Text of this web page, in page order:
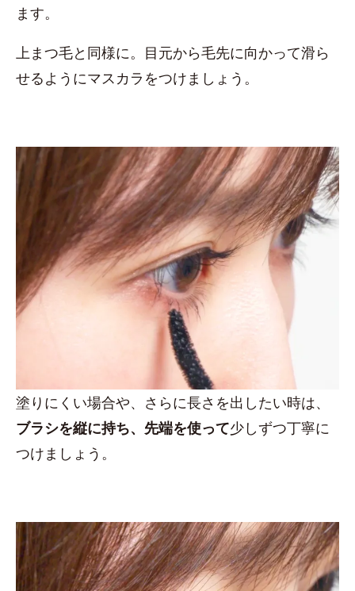
ます。
上まつ毛と同様に。目元から毛先に向かって滑ら
せるようにマスカラをつけましょう。
塗りにくい場合や、さらに長さを出したい時は、
ブラシを縦に持ち、先端を使って少しずつ丁寧に
つけましょう。